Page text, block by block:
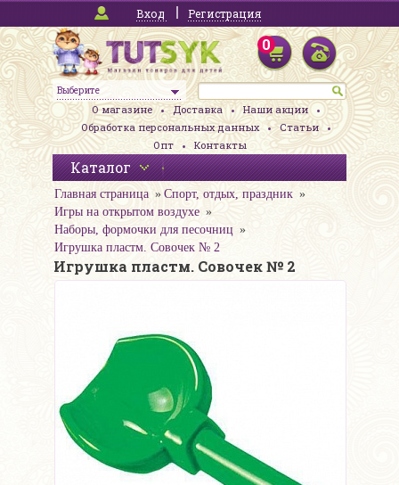
Вход Регистрация
Выберите
0
О магазине Доставка
Наши акции
Обработка персональных данных
Статьи
Опт
Контакты
Каталог
Главная страница
Спорт, отдых, праздник
Игры на открытом воздухе
Наборы, формочки для песочниц
Игрушка пластм. Совочек № 2
Игрушка пластм. Совочек № 2